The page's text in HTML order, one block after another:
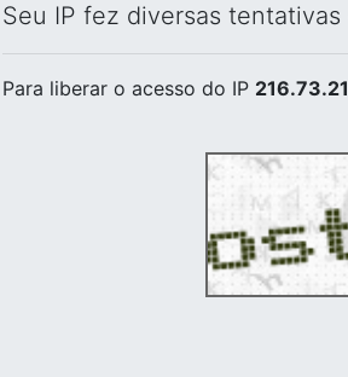
Seu IP fez diversas
Para liberar o acesso do IP